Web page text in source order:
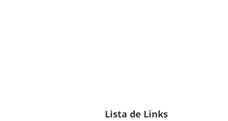
Lista de Links